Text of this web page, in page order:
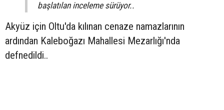
başlatılan inceleme sürüyor..
Akyüz için Oltu'da kılınan cenaze namazlarının
ardından Kaleboğazı Mahallesi Mezarlığı'nda
defnedildi..